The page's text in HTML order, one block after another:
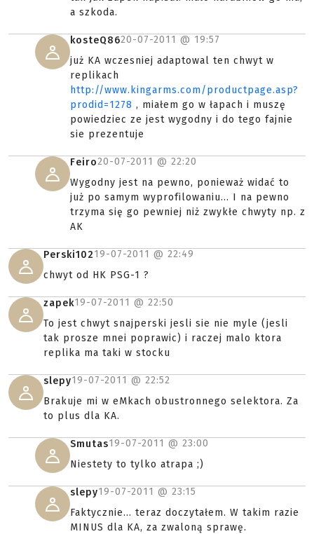
a szkoda.
kosteQ8620-07-2011 @ 19:57
już KA wczesniej adaptowal ten chwyt w
replikach
http://www.kingarms.com/productpage.asp?
prodid=1278 , miałem go w łapach i muszę
powiedziec ze jest wygodny i do tego fajnie
sie prezentuje
Feiro20-07-2011 @ 22:20
Wygodny jest na pewno, ponieważ widać to
już po samym wyprofilowaniu... I na pewno
trzyma się go pewniej niż zwykłe chwyty np. z
AK
Perski10219-07-2011 @ 22:49
chwyt od HK PSG-1 ?
zapek19-07-2011 @ 22:50
To jest chwyt snajperski jesli sie nie myle (jesli
tak prosze mnei poprawic) i raczej malo ktora
replika ma taki w stocku
slepy19-07-2011 @ 22:52
Brakuje mi w eMkach obustronnego selektora. Za
to plus dla KA.
Smutas19-07-2011 @ 23:00
Niestety to tylko atrapa ;)
slepy19-07-2011 @ 23:15
Faktycznie... teraz doczytałem. W takim razie
MINUS dla KA, za zwaloną sprawę.